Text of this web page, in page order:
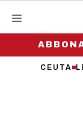
contenuto
CEUTA